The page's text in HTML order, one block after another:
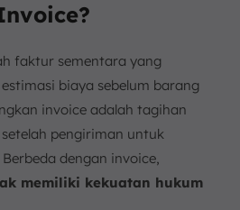
faktur sementara yang
biaya sebelum barang
invoice adalah tagihan
pengiriman untuk
dengan invoice,
memiliki kekuatan hukum